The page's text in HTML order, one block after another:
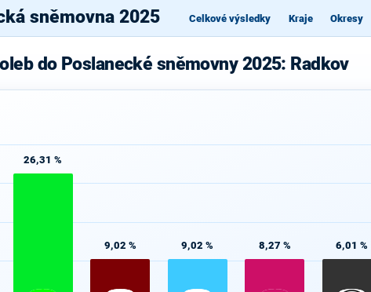
sněmovna 2025 Celkové výsledky Kraje Okresy
do Poslanecké sněmovny 2025: Radkov
26,31 %
9,02 % 9,02 % 8,27 % 6,01 %